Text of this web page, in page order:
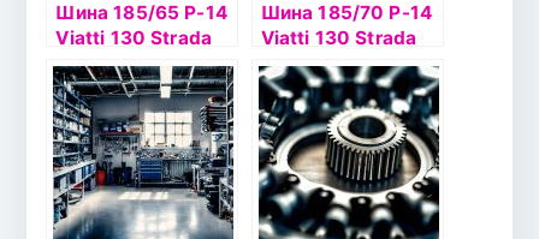
Шина 185/65 Р-14
Viatti 130 Strada
Asimmetrico б/к
Шина 185/70 Р-14
Viatti 130 Strada
Asimmetrico TL